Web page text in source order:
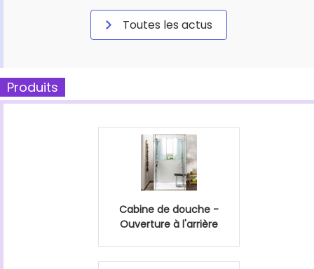
Toutes les actus
Produits
Cabine de douche -
Ouverture à l'arrière